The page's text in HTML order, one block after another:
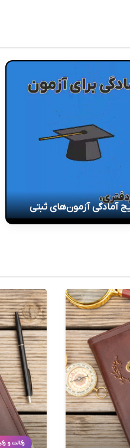
آمادگی آزمون‌های ثبتی
وکالت و